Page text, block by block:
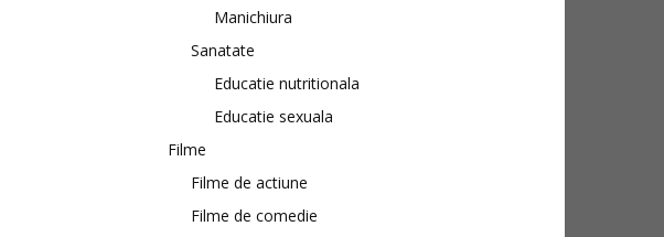
Manichiura
Sanatate
Educatie nutritionala
Educatie sexuala
Filme
Filme de actiune
Filme de comedie